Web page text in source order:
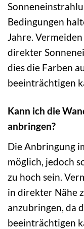
Bedingungen
Jahre.
direkter
dies die Farben
beeinträchtigen
Kann ich die
anbringen?
Die Anbringung
möglich, jedoch
zu hoch sein.
in direkter Nähe
anzubringen, da
beeinträchtigen